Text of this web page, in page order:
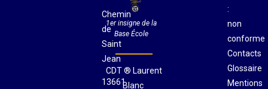
Chemin
de
Saint
Jean
13661
1er insigne de la
Base École
CDT ® Laurent
Blanc
:
non
conforme
Contacts
Glossaire
Mentions